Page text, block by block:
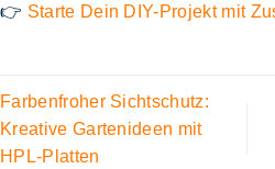
👉 Starte Dein DIY-Projekt mit
Farbenfroher Sichtschutz:
Kreative Gartenideen mit
HPL-Platten